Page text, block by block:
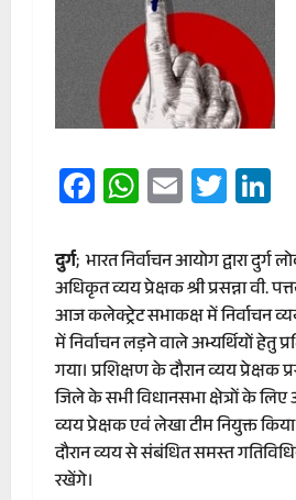
Facebook
WhatsApp
Email
दुर्ग; भारत निर्वाचन आयोग द्वारा दुर्ग
अधिकृत व्यय प्रेक्षक श्री प्रसन्ना वी.
आज कलेक्ट्रेट सभाकक्ष में निर्वाचन
में निर्वाचन लड़ने वाले अभ्यर्थियों हेतु
गया। प्रशिक्षण के दौरान व्यय प्रेक्षक
जिले के सभी विधानसभा क्षेत्रों के
व्यय प्रेक्षक एवं लेखा टीम नियुक्त
दौरान व्यय से संबंधित समस्त
रखेंगे।